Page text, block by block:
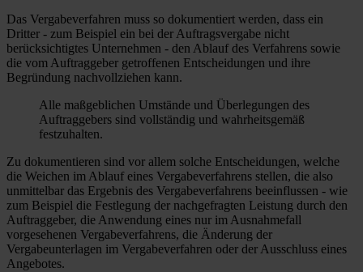
Das Vergabeverfahren muss so dokumentiert werden, dass ein
Dritter - zum Beispiel ein bei der Auftragsvergabe nicht
berücksichtigtes Unternehmen - den Ablauf des Verfahrens sowie
die vom Auftraggeber getroffenen Entscheidungen und ihre
Begründung nachvollziehen kann.
Alle maßgeblichen Umstände und Überlegungen des
Auftraggebers sind vollständig und wahrheitsgemäß
festzuhalten.
Zu dokumentieren sind vor allem solche Entscheidungen, welche
die Weichen im Ablauf eines Vergabeverfahrens stellen, die also
unmittelbar das Ergebnis des Vergabeverfahrens beeinflussen - wie
zum Beispiel die Festlegung der nachgefragten Leistung durch den
Auftraggeber, die Anwendung eines nur im Ausnahmefall
vorgesehenen Vergabeverfahrens, die Änderung der
Vergabeunterlagen im Vergabeverfahren oder der Ausschluss eines
Angebotes.